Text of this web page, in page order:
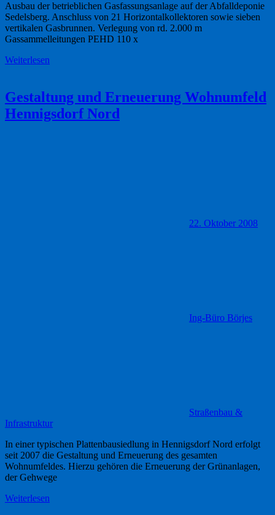
Ausbau der betrieblichen Gasfassungsanlage auf der Abfalldeponie
Sedelsberg. Anschluss von 21 Horizontalkollektoren sowie sieben
vertikalen Gasbrunnen. Verlegung von rd. 2.000 m
Gassammelleitungen PEHD 110 x
Weiterlesen
Gestaltung und Erneuerung Wohnumfeld
Hennigsdorf Nord
22. Oktober 2008
Ing-Büro Börjes
Straßenbau &
Infrastruktur
In einer typischen Plattenbausiedlung in Hennigsdorf Nord erfolgt
seit 2007 die Gestaltung und Erneuerung des gesamten
Wohnumfeldes. Hierzu gehören die Erneuerung der Grünanlagen,
der Gehwege
Weiterlesen